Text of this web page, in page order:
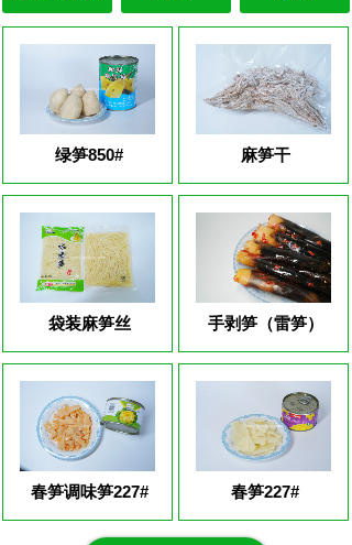
绿笋850# 麻笋干
袋装麻笋丝 手剥笋（雷笋）
春笋调味笋227# 春笋227#